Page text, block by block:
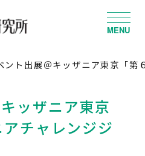
MENU
ント出展＠キッザニア東京「第
ッザニア東京
アチャレンジジ